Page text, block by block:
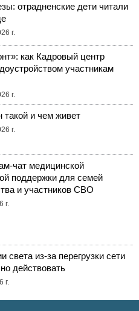
отрадненские дети читали
г.
как Кадровый центр
участникам
г.
такой и чем живет
г.
чат медицинской
поддержки для семей
и участников СВО
г.
света из-за перегрузки сети
действовать
г.